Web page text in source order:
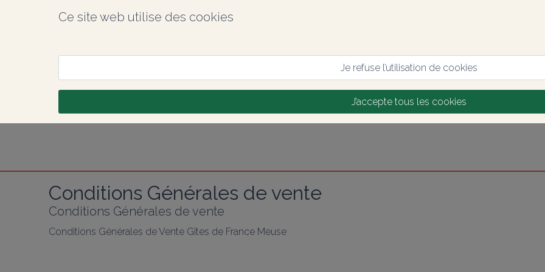
Ce site web utilise des cookies
Je refuse l’utilisation de cookies
J’accepte tous les cookies
Conditions Générales de vente
Conditions Générales de vente
Conditions Générales de Vente Gîtes de France Meuse